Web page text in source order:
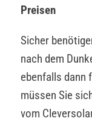
Preisen
Sicher
nach dem
ebenfalls dann
müssen Sie
vom